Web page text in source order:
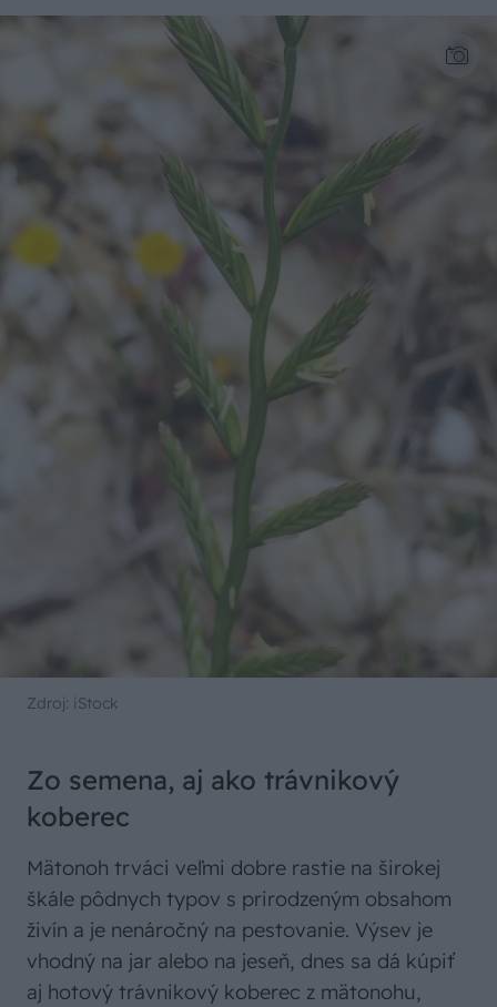
Zdroj: iStock
Zo semena, aj ako trávnikový
koberec
Mätonoh trváci veľmi dobre rastie na širokej
škále pôdnych typov s prirodzeným obsahom
živín a je nenáročný na pestovanie. Výsev je
vhodný na jar alebo na jeseň, dnes sa dá kúpiť
aj hotový trávnikový koberec z mätonohu,